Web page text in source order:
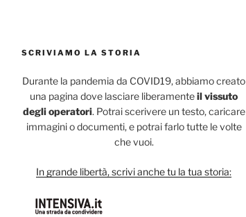
SCRIVIAMO LA STORIA
Durante la pandemia da COVID19, abbiamo creato
una pagina dove lasciare liberamenteil vissuto
degli operatori. Potrai scerivere un testo, caricare
immagini o documenti, e potrai farlo tutte le volte
che vuoi.
In grande libertà, scrivi anche tu la tua storia: